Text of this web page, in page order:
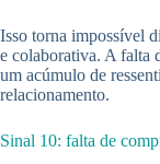
Isso torna impossível
e colaborativa. A falta
um acúmulo de
relacionamento.
Sinal 10: falta de